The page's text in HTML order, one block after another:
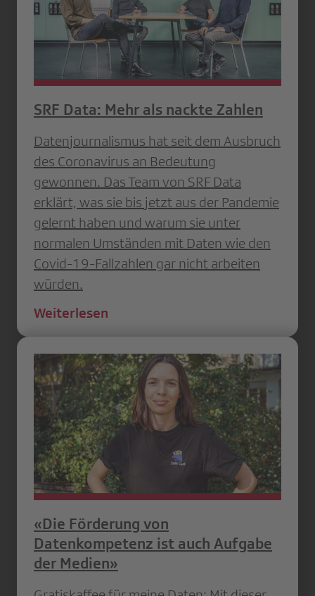
SRF Data: Mehr als nackte Zahlen
Datenjournalismus hat seit dem Ausbruch
des Coronavirus an Bedeutung
gewonnen. Das Team von SRF Data
erklärt, was sie bis jetzt aus der Pandemie
gelernt haben und warum sie unter
normalen Umständen mit Daten wie den
Covid-19-Fallzahlen gar nicht arbeiten
würden.
Weiterlesen
«Die Förderung von
Datenkompetenz ist auch Aufgabe
der Medien»